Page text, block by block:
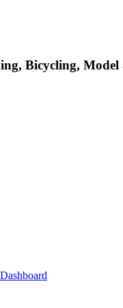
Bicycling, Model